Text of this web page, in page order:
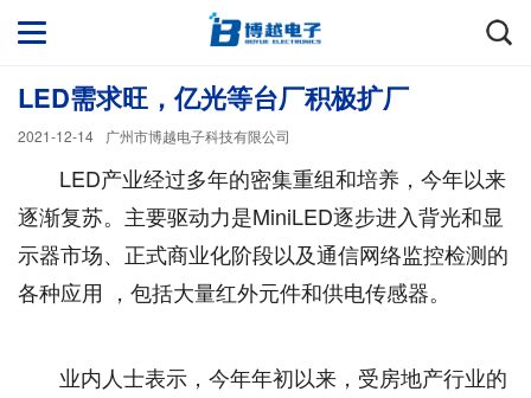
LED需求旺，亿光等台厂积极扩厂
2021-12-14 广州市博越电子科技有限公司
LED产业经过多年的密集重组和培养，今年以来
逐渐复苏。主要驱动力是MiniLED逐步进入背光和显
示器市场、正式商业化阶段以及通信网络监控检测的
各种应用 ，包括大量红外元件和供电传感器。
业内人士表示，今年年初以来，受房地产行业的